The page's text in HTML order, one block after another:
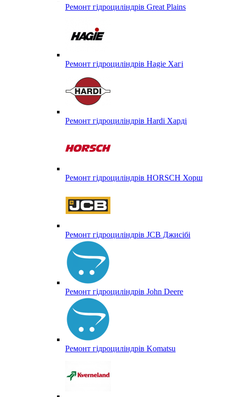
Ремонт гідроциліндрів Great Plains
Ремонт гідроциліндрів Hagie Хагі
Ремонт гідроциліндрів Hardi Харді
Ремонт гідроциліндрів HORSCH Хорш
Ремонт гідроциліндрів JCB Джисібі
Ремонт гідроциліндрів John Deere
Ремонт гідроциліндрів Komatsu